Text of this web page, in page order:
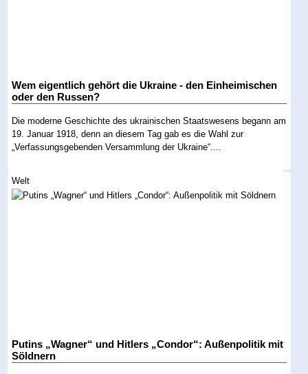
Wem eigentlich gehört die Ukraine - den Einheimischen
oder den Russen?
Die moderne Geschichte des ukrainischen Staatswesens begann am
19. Januar 1918, denn an diesem Tag gab es die Wahl zur
„Verfassungsgebenden Versammlung der Ukraine“....
Welt
Putins „Wagner“ und Hitlers „Condor“: Außenpolitik mit
Söldnern